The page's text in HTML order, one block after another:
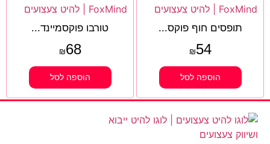
תופסים חוף פוקס...
₪54
הוספה לסל
טורבו פוקסמיינד...
₪68
הוספה לסל